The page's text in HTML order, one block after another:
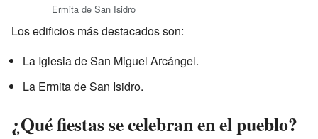
Ermita de San Isidro
Los edificios más destacados son:
La Iglesia de San Miguel Arcángel.
La Ermita de San Isidro.
¿Qué fiestas se celebran en el pueblo?